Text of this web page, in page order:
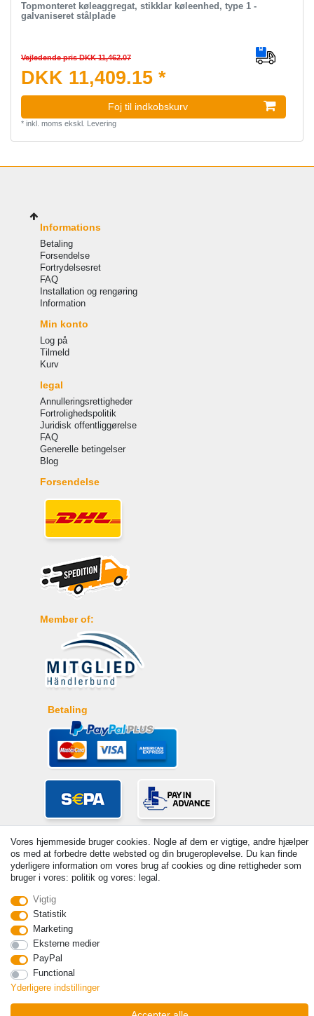
Topmonteret køleaggregat, stikklar køleenhed, type 1 -
galvaniseret stålplade
Vejledende pris DKK 11,462.07
DKK 11,409.15 *
Foj til indkobskurv
* inkl. moms ekskl. Levering
Informations
Betaling
Forsendelse
Fortrydelsesret
FAQ
Installation og rengøring
Information
Min konto
Log på
Tilmeld
Kurv
legal
Annulleringsrettigheder
Fortrolighedspolitik
Juridisk offentliggørelse
FAQ
Generelle betingelser
Blog
Forsendelse
Member of:
Betaling
© Copyright 2026 | Alle rettigheder forbeholdes. - Prices incl. VAT. 19%
VAT Basic prices see article detail | * Applies to deliveries to the UK!
Withdraw from contract here
Vores hjemmeside bruger cookies. Nogle af dem er vigtige, andre hjælper
os med at forbedre dette websted og din brugeroplevelse. Du kan finde
yderligere information om vores brug af cookies og dine rettigheder som
bruger i vores: politik og vores: legal.
Vigtig
Statistik
Marketing
Eksterne medier
PayPal
Functional
Yderligere indstillinger